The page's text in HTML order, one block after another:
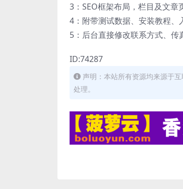
3：SEO框架布局，栏目及文章
4：附带测试数据、安装教程、
5：后台直接修改联系方式、传
ID:74287
声明：本站所有资源均来源于
处理。